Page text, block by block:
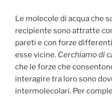
Le molecole di acqua che
recipiente sono attratte
pareti e con forze
esse vicine. Cerchiamo di
che le forze che
interagire tra loro sono
intermolecolari. Per